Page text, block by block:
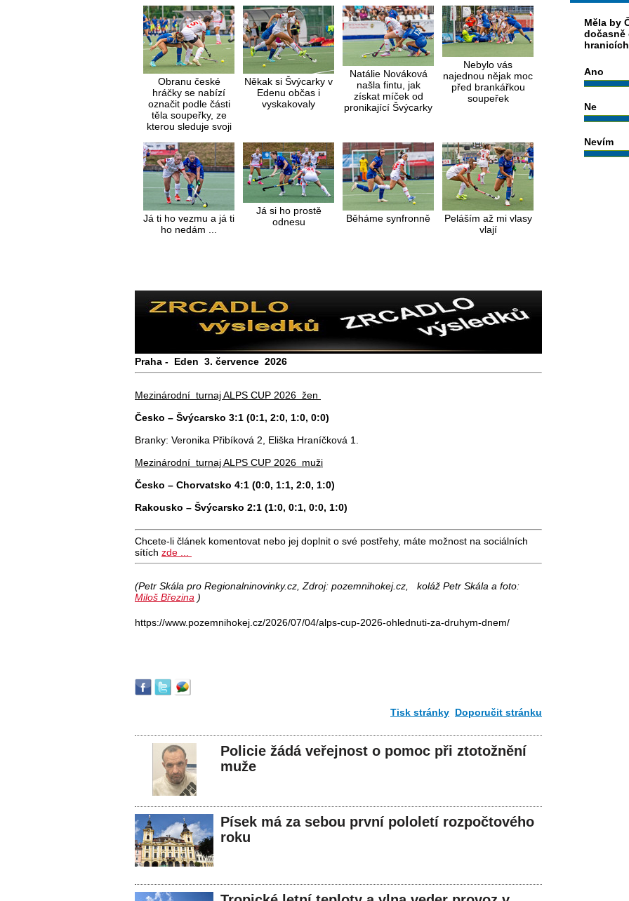
Obranu české
hráčky se nabízí
označit podle části
těla soupeřky, ze
kterou sleduje svoji
Někak si Švýcarky v
Edenu občas i
vyskakovaly
Natálie Nováková
našla fintu, jak
získat míček od
pronikající Švýcarky
Nebylo vás
najednou nějak moc
před brankářkou
soupeřek
Já ti ho vezmu a já ti
ho nedám ...
Já si ho prostě
odnesu
Běháme synfronně
Peláším až mi vlasy
vlají
Praha - Eden 3. července 2026
Mezinárodní turnaj ALPS CUP 2026 žen
Česko – Švýcarsko 3:1 (0:1, 2:0, 1:0, 0:0)
Branky: Veronika Přibíková 2, Eliška Hraníčková 1.
Mezinárodní turnaj ALPS CUP 2026 muži
Česko – Chorvatsko 4:1 (0:0, 1:1, 2:0, 1:0)
Rakousko – Švýcarsko 2:1 (1:0, 0:1, 0:0, 1:0)
Chcete-li článek komentovat nebo jej doplnit o své postřehy, máte možnost na sociálních
sítích zde ...
(Petr Skála pro Regionalninovinky.cz, Zdroj: pozemnihokej.cz, koláž Petr Skála a foto:
Miloš Březina )
https://www.pozemnihokej.cz/2026/07/04/alps-cup-2026-ohlednuti-za-druhym-dnem/
Tisk stránky Doporučit stránku
Policie žádá veřejnost o pomoc při ztotožnění
muže
Písek má za sebou první pololetí rozpočtového
roku
Měla by
dočasně
Ano
Ne
Nevím